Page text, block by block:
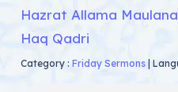
Hazrat Allama
Haq Qadri
Category : Friday Sermons|